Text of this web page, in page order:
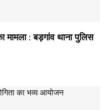
मामला : बड़गांव थाना पुलिस